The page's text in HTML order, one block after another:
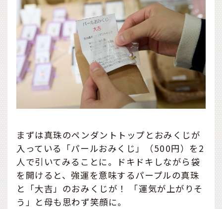
まずは真珠のペンダントトップとおみくじが
入っている「パールおみくじ」（500円）を2
人で引いてみることに。ドキドキしながら袋
を開けると、強運を意味するパープルの真珠
と「大吉」のおみくじが！ 「運気が上がりそ
う」と母も思わず笑顔に。